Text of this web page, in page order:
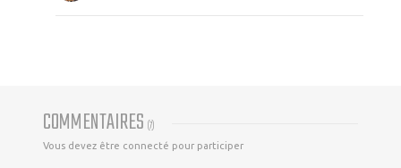
COMMENTAIRES (7)
Vous devez être connecté pour participer